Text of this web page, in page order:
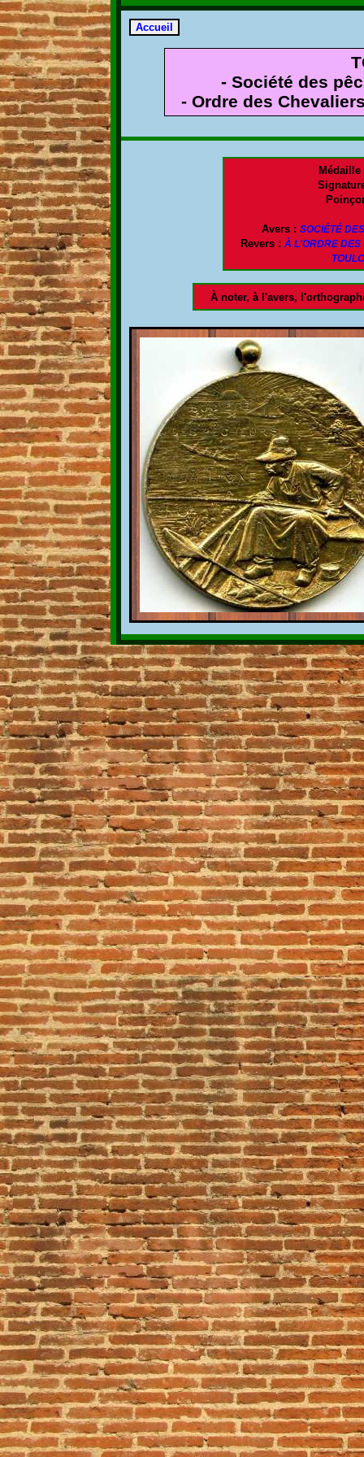
- Société des
- Ordre des
Médaille
Avers : SOCIÉTÉ
Revers : À L'ORDRE DES
À noter, à l'avers,